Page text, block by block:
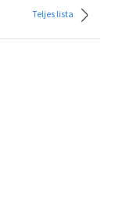
Teljes lista